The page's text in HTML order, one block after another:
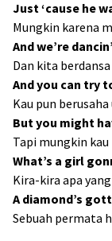
Just ‘cause he
Mungkin karena
And we’re
Dan kita
And you can try
Kau pun
But you might
Tapi mungkin
What’s a girl
Kira-kira apa
A diamond’s
Sebuah permata